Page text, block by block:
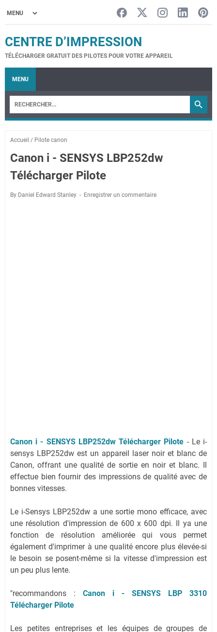
CENTRE D’IMPRESSION
TÉLÉCHARGER GRATUIT DES PILOTES POUR VOTRE APPAREIL
MENU
Accueil / Pilote canon
Canon i - SENSYS LBP252dw
Télécharger Pilote
By Daniel Edward Stanley Enregistrer un commentaire
Canon i - SENSYS LBP252dw Télécharger Pilote - Le i-
sensys LBP252dw est un appareil laser noir et blanc de
Canon, offrant une qualité de sortie en noir et blanc. Il
effectue bien fournir des impressions de qualité avec de
bonnes vitesses.
Le i-Sensys LBP252dw a une sortie mono efficace, avec
une résolution d'impression de 600 x 600 dpi. Il ya une
fonction de résolution améliorée qui vous permet
également d'imprimer à une qualité encore plus élevée-si
le besoin se posent-même si la vitesse d'impression est
un peu plus lente.
"recommandons : Canon i - SENSYS LBP 3310
Télécharger Pilote
Les petites entreprises et les équipes de groupes de